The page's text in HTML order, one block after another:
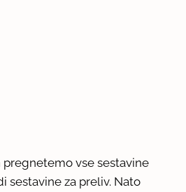
vse sestavine
sestavine za preliv. Nato